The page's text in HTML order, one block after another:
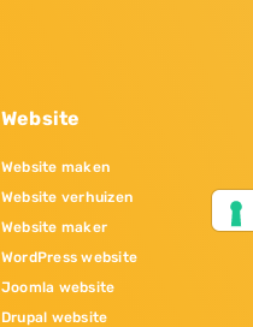
Website
Website maken
Website verhuizen
Website maker
WordPress website
Joomla website
Drupal website